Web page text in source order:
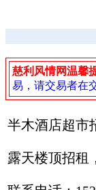
慈利风情网温馨
易，请交易者在
半木酒店超市
露天楼顶招租